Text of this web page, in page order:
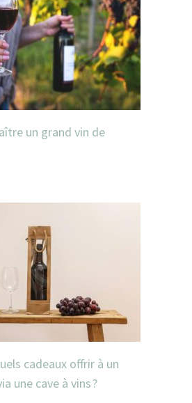
un grand vin de
cadeaux offrir à un
une cave à vins ?